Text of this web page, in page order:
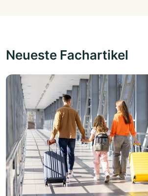
Neueste Fachartikel